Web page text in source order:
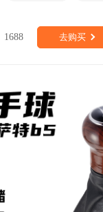
1688 去购买